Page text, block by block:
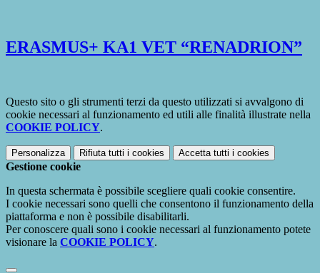
ERASMUS+ KA1 VET “RENADRION”
Questo sito o gli strumenti terzi da questo utilizzati si avvalgono di
cookie necessari al funzionamento ed utili alle finalità illustrate nella
COOKIE POLICY.
Personalizza Rifiuta tutti i cookies Accetta tutti i cookies
Gestione cookie
In questa schermata è possibile scegliere quali cookie consentire.
I cookie necessari sono quelli che consentono il funzionamento della
piattaforma e non è possibile disabilitarli.
Per conoscere quali sono i cookie necessari al funzionamento potete
visionare la COOKIE POLICY.